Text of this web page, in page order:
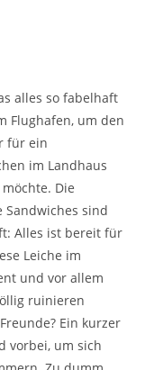
alles so fabelhaft
Flughafen, um den
für ein
im Landhaus
Die
Sandwiches sind
Alles ist bereit für
Leiche im
und vor allem
ruinieren
Ein kurzer
vorbei, um sich